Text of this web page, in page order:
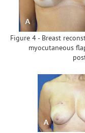
Figure 4 - Breast
myocutaneous